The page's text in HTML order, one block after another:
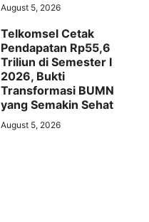
August 5, 2026
Telkomsel Cetak
Pendapatan Rp55,6
Triliun di Semester I
2026, Bukti
Transformasi BUMN
yang Semakin Sehat
August 5, 2026